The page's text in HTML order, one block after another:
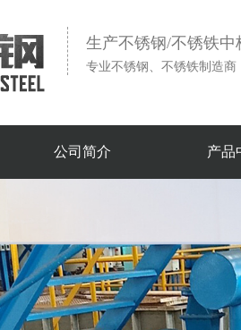
生产不锈钢/不锈铁
专业不锈钢、不锈铁制造商
公司简介 产品